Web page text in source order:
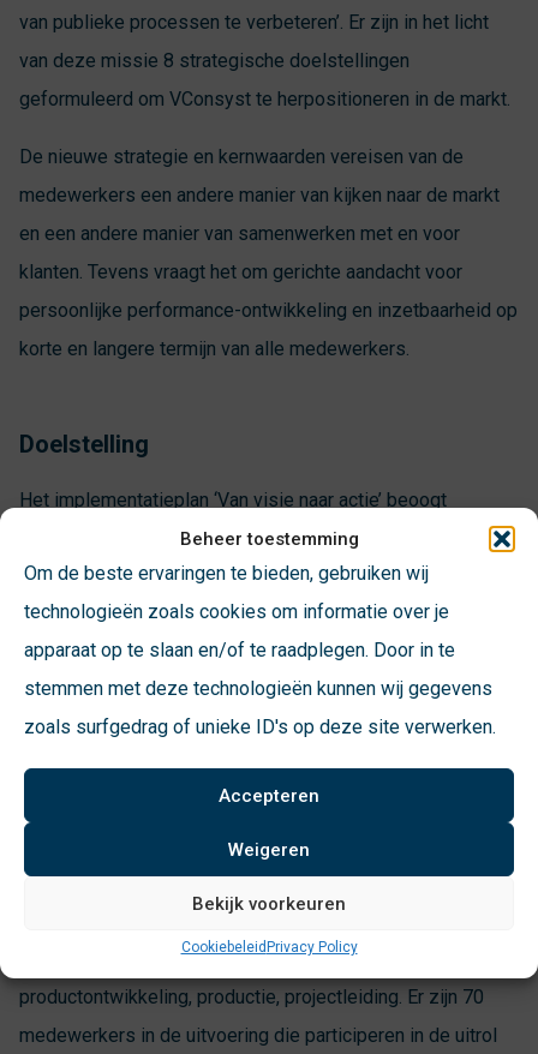
Beheer toestemming
Om de beste ervaringen te bieden, gebruiken wij
technologieën zoals cookies om informatie over je
apparaat op te slaan en/of te raadplegen. Door in te
stemmen met deze technologieën kunnen wij gegevens
zoals surfgedrag of unieke ID's op deze site verwerken.
Accepteren
Weigeren
Bekijk voorkeuren
Cookiebeleid Privacy Policy
van publieke processen te verbeteren’. Er zijn in het licht
van deze missie 8 strategische doelstellingen
geformuleerd om VConsyst te herpositioneren in de markt.
De nieuwe strategie en kernwaarden vereisen van de
medewerkers een andere manier van kijken naar de markt
en een andere manier van samenwerken met en voor
klanten. Tevens vraagt het om gerichte aandacht voor
persoonlijke performance-ontwikkeling en inzetbaarheid op
korte en langere termijn van alle medewerkers.
Doelstelling
Het implementatieplan ‘Van visie naar actie’ beoogt
managers meer eigenaar te maken van de strategische
doelstellingen en de medewerkers te betrekken bij de
realisatie van de klantwaarde strategie van VConsyst 2016-
2020.
Het plan ‘Van visie naar actie’ is bedoeld voor alle
medewerkers van VConsyst; van de directie tot de
werkvloer. Dit zijn het MT, de productmanagers en de
medewerkers op de afdelingen inkoop, service,
communicatie, verkoop, productmanagement,
productontwikkeling, productie, projectleiding. Er zijn 70
medewerkers in de uitvoering die participeren in de uitrol